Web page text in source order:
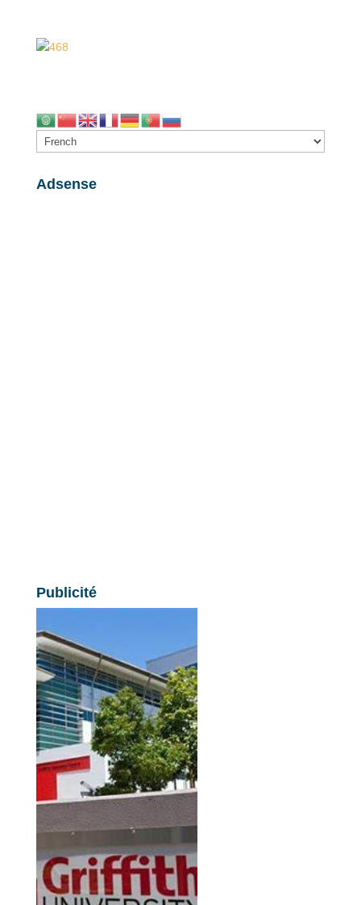
Adsense
Publicité